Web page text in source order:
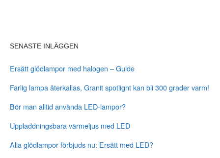
SENASTE INLÄGGEN
Ersätt glödlampor med halogen – Guide
Farlig lampa återkallas, Granit spotlight kan bli 300 grader varm!
Bör man alltid använda LED-lampor?
Uppladdningsbara värmeljus med LED
Alla glödlampor förbjuds nu: Ersätt med LED?